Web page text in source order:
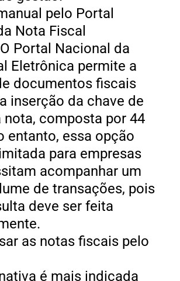
pelo Portal
Nota Fiscal
Portal Nacional da
Eletrônica permite a
documentos fiscais
inserção da chave de
nota, composta por 44
entanto, essa opção
para empresas
acompanhar um
de transações, pois
deve ser feita
as notas fiscais pelo
é mais indicada